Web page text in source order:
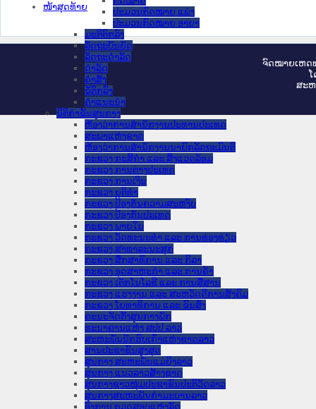
ປະມວນກົດໝາຍ ແພ່ງ
ປະມວນກົດໝາຍ ອາຍາ
ມະຕິຕົກລົງ
ລັດຖະບັນຍັດ
ລັດຖະດໍາລັດ
ດໍາລັດ
ຄໍາສັ່ງ
ຂໍ້ຕົກລົງ
ຄໍາແນະນໍາ
ນິຕິກຳຂັ້ນສູນກາງ
ຫ້ອງວ່າການສໍານັກງານປະທານປະເທດ
ສະພາແຫ່ງຊາດ
ຫ້ອງວ່າການສຳນັກງານນາຍົກລັດຖະມົນຕີ
ກະຊວງ ກະສິກຳ ແລະ ສິ່ງແວດລ້ອມ
ກະຊວງ ການຕ່າງປະເທດ
ກະຊວງ ການເງິນ
ກະຊວງ ຍຸຕິທໍາ
ກະຊວງ ປ້ອງກັນຄວາມສະຫງົບ
ກະຊວງ ປ້ອງກັນປະເທດ
ກະຊວງ ພາຍໃນ
ກະຊວງ ວັດທະນະທຳ ແລະ ການທ່ອງທ່ຽວ
ກະຊວງ ສາທາລະນະສຸກ
ກະຊວງ ສຶກສາທິການ ແລະ ກິລາ
ກະຊວງ ອຸດສາຫະກຳ ແລະ ການຄ້າ
ກະຊວງ ເຕັກໂນໂລຊີ ແລະ ການສື່ສານ
ກະຊວງ ແຮງງານ ແລະ ສະຫວັດດີການສັງຄົມ
ກະຊວງ ໂຍທາທິການ ແລະ ຂົນສົ່ງ
ຄະນະຈັດຕັ້ງສູນກາງພັກ
ທະນາຄານແຫ່ງ ສປປ ລາວ
ສະຫະພັນນັກຮົບເກົ່າແຫ່ງຊາດລາວ
ສານປະຊາຊົນສູງສຸດ
ສູນກາງ ສະຫະພັນແມ່ຍິງລາວ
ສູນກາງ ແນວລາວສ້າງຊາດ
ສູນກາງຊາວໜຸ່ມປະຊາຊົນປະຕິວັດລາວ
ສູນກາງສະຫະພັນກຳມະບານລາວ
ອົງການ ກວດສອບແຫ່ງລັດ
ໜ້າສຸດທ້າຍ
ຈົດ​ໝາຍ​ເຫດ​
ສະ​ຫ